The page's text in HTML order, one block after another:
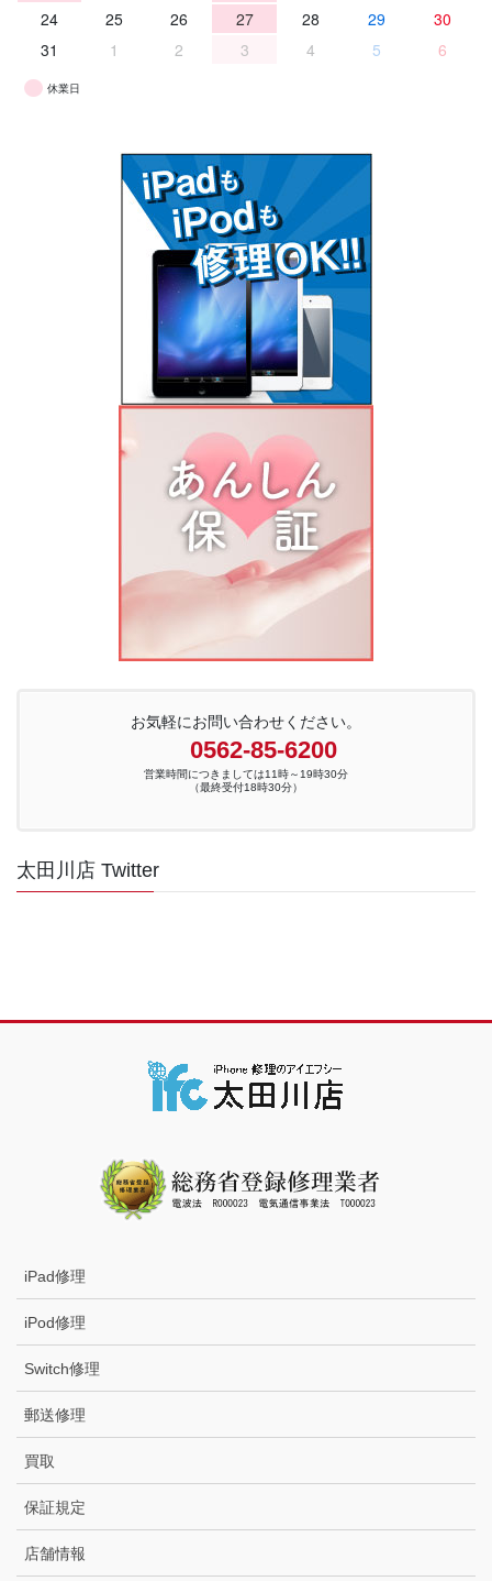
24
25 26 27 28 29
30
31
1 2 3 4 5 6
休業日
お気軽にお問い合わせください。
0562-85-6200
営業時間につきましては11時～19時30分
（最終受付18時30分）
太田川店 Twitter
iPad修理
iPod修理
Switch修理
郵送修理
買取
保証規定
店舗情報